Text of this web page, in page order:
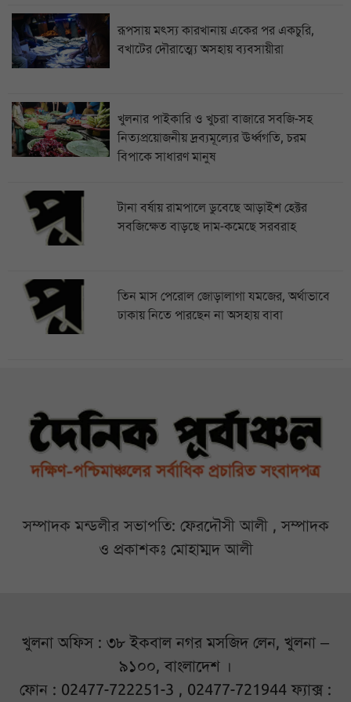
রূপসায় মৎস্য কারখানায় একের পর একচুরি,
বখাটের দৌরাত্ম্যে অসহায় ব্যবসায়ীরা
খুলনার পাইকারি ও খুচরা বাজারে সবজি-সহ
নিত্যপ্রয়োজনীয় দ্রব্যমূল্যের ঊর্ধ্বগতি, চরম
বিপাকে সাধারণ মানুষ
টানা বর্ষায় রামপালে ডুবেছে আড়াইশ হেক্টর
সবজিক্ষেত বাড়ছে দাম-কমেছে সরবরাহ
তিন মাস পেরোল জোড়ালাগা যমজের, অর্থাভাবে
ঢাকায় নিতে পারছেন না অসহায় বাবা
সম্পাদক মন্ডলীর সভাপতি: ফেরদৌসী আলী , সম্পাদক
ও প্রকাশকঃ মোহাম্মদ আলী
খুলনা অফিস : ৩৮ ইকবাল নগর মসজিদ লেন, খুলনা –
৯১০০, বাংলাদেশ ।
ফোন : 02477-722251-3 , 02477-721944 ফ্যাক্স :